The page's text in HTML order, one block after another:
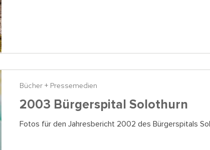
2003 Bürgerspital Solothurn
Fotos für den Jahresbericht 2002 des Bürgerspitals
Bücher + Pressemedien